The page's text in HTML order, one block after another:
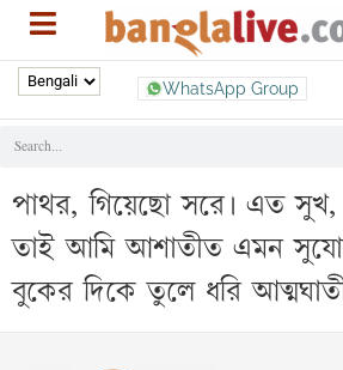
WhatsApp Group
পাথর, গিয়েছো সরে। এত
তাই আমি আশাতীত এমন
বুকের দিকে তুলে ধরি